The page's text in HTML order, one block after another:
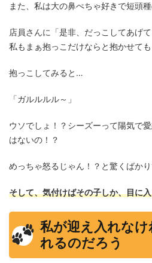
また、私は大の鼻ぺちゃ好きで短頭
店員さんに「是非、だっこしてあげ
私もまぁ抱っこだけならと抱かせても
抱っこしてみると…
「ガルルルル～」
ウソでしょ！？シーズーって陽気で
はないの！？
めっちゃ怒るじゃん！？と驚くばかり
そして、気付けばその子しか、目に
私が迎え入れな
れるのだろう